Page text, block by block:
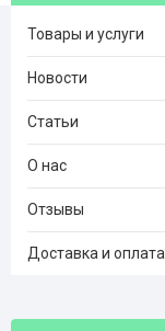
Товары и услуги
Новости
Статьи
О нас
Отзывы
Доставка и оплата